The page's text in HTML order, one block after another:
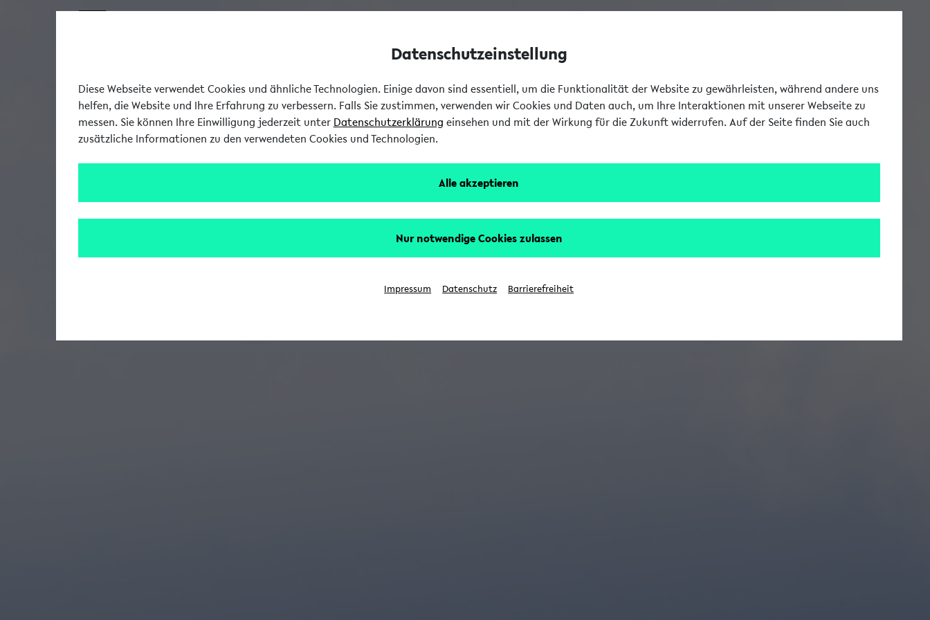
Datenschutzeinstellung
Diese Webseite verwendet Cookies und ähnliche Technologien. Einige davon sind essentiell, um die Funktionalität der Website zu gewährleisten, während andere uns
helfen, die Website und Ihre Erfahrung zu verbessern. Falls Sie zustimmen, verwenden wir Cookies und Daten auch, um Ihre Interaktionen mit unserer Webseite zu
messen. Sie können Ihre Einwilligung jederzeit unter Datenschutzerklärung einsehen und mit der Wirkung für die Zukunft widerrufen. Auf der Seite finden Sie auch
zusätzliche Informationen zu den verwendeten Cookies und Technologien.
Alle akzeptieren
Nur notwendige Cookies zulassen
Impressum Datenschutz Barrierefreiheit